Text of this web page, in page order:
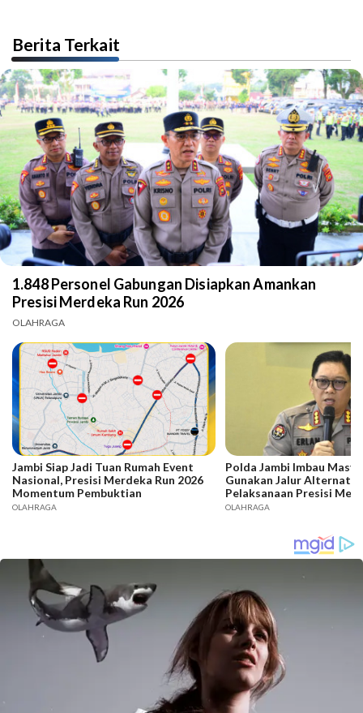
Berita Terkait
1.848 Personel Gabungan Disiapkan Amankan
Presisi Merdeka Run 2026
OLAHRAGA
Jambi Siap Jadi Tuan Rumah Event
Nasional, Presisi Merdeka Run 2026
Momentum Pembuktian
OLAHRAGA
Polda Jambi Imbau
Gunakan Jalur Alternatif
Pelaksanaan Presisi
2026
OLAHRAGA